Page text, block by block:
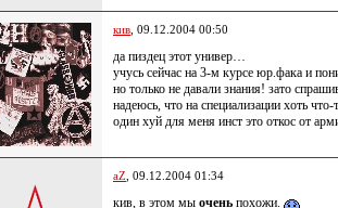
кив , 09.12.2004 00:50
да пиздец этот универ…
учусь сейчас на 3-м курсе юр.фака и
но только не давали знания! зато
надеюсь, что на специализации хоть
один хуй для меня инст это откос от
aZ , 09.12.2004 01:34
кив, в этом мы очень похожи.